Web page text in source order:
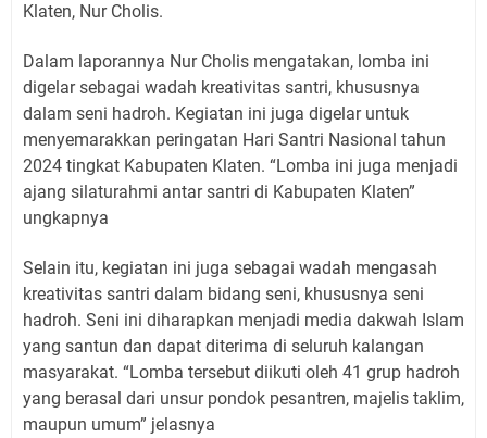
Klaten, Nur Cholis.
Dalam laporannya Nur Cholis mengatakan, lomba ini
digelar sebagai wadah kreativitas santri, khususnya
dalam seni hadroh. Kegiatan ini juga digelar untuk
menyemarakkan peringatan Hari Santri Nasional tahun
2024 tingkat Kabupaten Klaten. “Lomba ini juga menjadi
ajang silaturahmi antar santri di Kabupaten Klaten”
ungkapnya
Selain itu, kegiatan ini juga sebagai wadah mengasah
kreativitas santri dalam bidang seni, khususnya seni
hadroh. Seni ini diharapkan menjadi media dakwah Islam
yang santun dan dapat diterima di seluruh kalangan
masyarakat. “Lomba tersebut diikuti oleh 41 grup hadroh
yang berasal dari unsur pondok pesantren, majelis taklim,
maupun umum” jelasnya